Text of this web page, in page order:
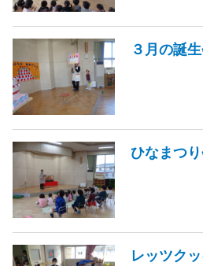
３月の誕
ひなまつ
レッツク